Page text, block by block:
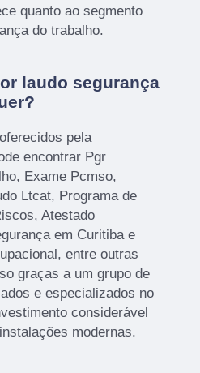
quanto ao segmento
do trabalho.
laudo segurança
pela
encontrar Pgr
Exame Pcmso,
Ltcat, Programa de
Atestado
em Curitiba e
entre outras
graças a um grupo de
e especializados no
considerável
modernas.